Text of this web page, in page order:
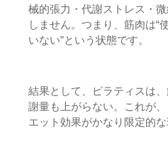
械的張力・代謝ストレス・
しません。つまり、筋肉は“
いない”という状態です。
結果として、ピラティスは
謝量も上がらない。これが
エット効果がかなり限定的な